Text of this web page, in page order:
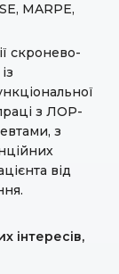
MARPE,
скронево-
з ЛОР-
з
від
інтересів,